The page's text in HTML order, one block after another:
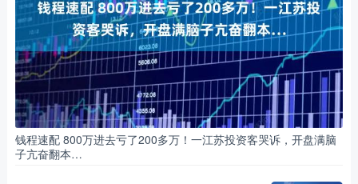
钱程速配 800万进去亏了200多万！一江苏投资客哭诉，开盘满脑
子亢奋翻本…